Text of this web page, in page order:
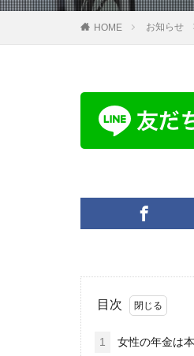
HOME お知らせ
目次
1 女性の年金は